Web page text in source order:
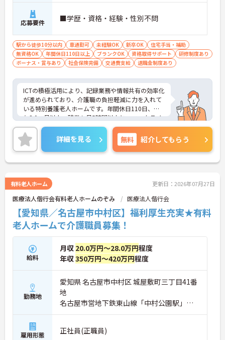
向き合えます。
【ご家族も安心できる、圧倒的な福利厚生が整って
います】
・ご家族分も含めて年間3万円までの医療費補助
や、教育サービスの70%割引など、生活全体を支え
る独自の福利厚生が利用できます。
・小学校3年生までの時短・夜勤免除制度があり、
男性の育休取得実績も豊富なため、ライフステージ
が変化しても安心です。
【プライベートとの両立がしやすい環境です】
・有給取得促進手当の支給や、5連休以上の長期休
暇を取得できる仕組みがあり、しっかりと心身をリ
フレッシュできます。
・中途入社比率が6割を超えており、風通しが良
応募要件 ■学歴・資格・経験・性別不問
駅から徒歩10分以内 車通勤可 未経験OK 新卒OK
住宅手当・補助
無資格OK
年間休日110日以上 ブランクOK 資格取得サポート
研修制度あり
ボーナス・賞与あり
社会保険完備 交通費支給 退職金制度あり
ICTの積極活用により、記録業務や情報共有の効率化
が進められており、介護職の負担軽減に力を入れて
いる特別養護老人ホームです。年間休日110日、賞
与3.0ヶ月以上、残業も月5時間以内と、ワークライ
フバランスを重視したい方におすすめの環境です。
夜勤は実働8時間のショート夜勤で、一般的な長時
間夜勤に比べて身体的負担が少ない点も魅力。さら
に、誕生日お祝金や3年ごとのリフレッシュ休暇（7
日間付与）など福利厚生も充実しており、長く安心
しやすい立地も嬉しいポイントです。
詳細を見る 無料 紹介してもらう
有料老人ホーム 更新日：2026年07月27日
医療法人偕行会有料老人ホームのぞみ 医療法人偕行会
【愛知県／名古屋市中村区】福利厚生充実★有料
老人ホームで介護職員募集！
給料
月収 20.0万円～28.0万円程度
年収350万円～420万円程度
勤務地
愛知県 名古屋市中村区 城屋敷町三丁目41番
地
名古屋市営地下鉄東山線「中村公園駅」徒
歩16分
雇用形態 正社員(正職員)